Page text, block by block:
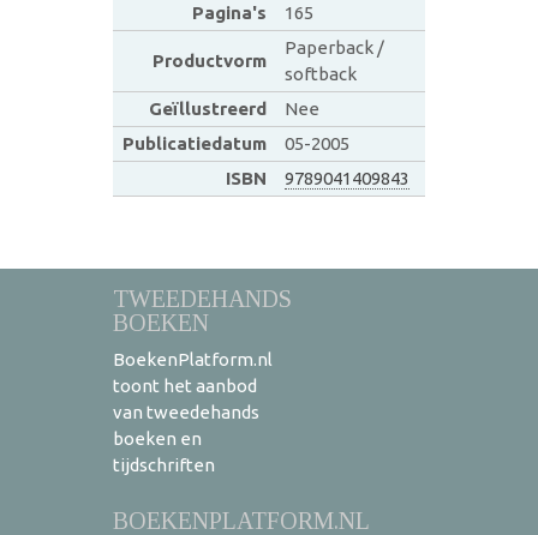
Pagina's
165
Productvorm
Paperback /
softback
Geïllustreerd
Nee
Publicatiedatum
05-2005
ISBN
9789041409843
TWEEDEHANDS
BOEKEN
BoekenPlatform.nl
toont het aanbod
van tweedehands
boeken en
tijdschriften
BOEKENPLATFORM.NL